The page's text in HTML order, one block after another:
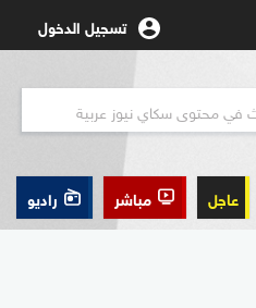
تسجيل الدخول
عاجل مباشر راديو